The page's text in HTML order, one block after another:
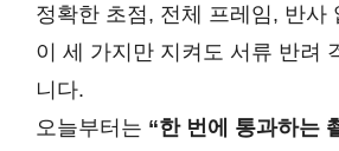
정확한 초점, 전체 프레임, 반사
이 세 가지만 지켜도 서류 반려
니다.
오늘부터는 “한 번에 통과하는